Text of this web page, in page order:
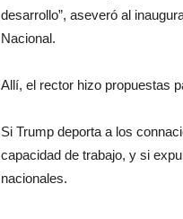
desarrollo”, aseveró al
Nacional.
Allí, el rector hizo propuestas
Si Trump deporta a los
capacidad de trabajo, y si
nacionales.